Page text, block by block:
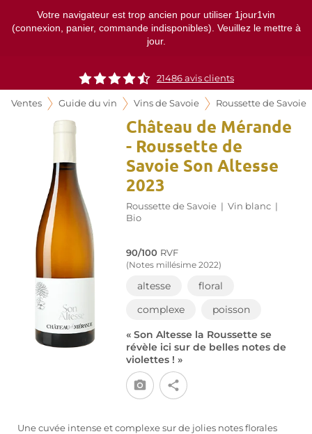
Votre navigateur est trop ancien pour utiliser 1jour1vin
(connexion, panier, commande indisponibles). Veuillez le mettre à
jour.
21486 avis clients
Ventes Guide du vin Vins de Savoie Roussette de Savoie
Château de Mérande
- Roussette de
Savoie Son Altesse
2023
Roussette de Savoie | Vin blanc |
Bio
90/100 RVF
(Notes millésime 2022)
altesse
floral
complexe
poisson
« Son Altesse la Roussette se
révèle ici sur de belles notes de
violettes ! »
Une cuvée intense et complexe sur de jolies notes florales